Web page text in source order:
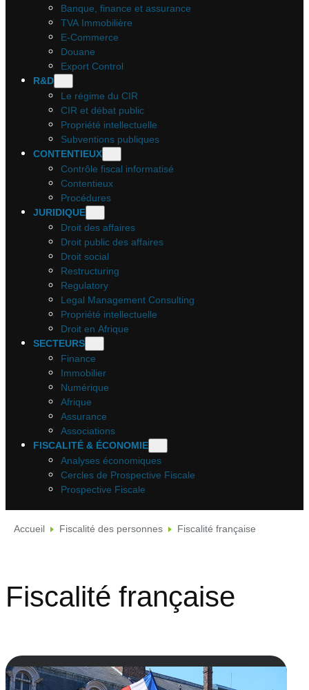
Banque, finance et assurance
TVA Immobilière
E-Commerce
Douane
Export Control
R&D
Le régime du CIR
CIR et débat public
Propriété intellectuelle
Subventions publiques
CONTENTIEUX
Contrôle fiscal informatisé
Contentieux
Procédures
JURIDIQUE
Droit des affaires
Droit public des affaires
Droit social
Restructuring
Regulatory
Legal Management Consulting
Propriété intellectuelle
Droit en Afrique
SECTEURS
Finance
Immobilier
Numérique
Afrique
Assurance
Associations
FISCALITÉ & ÉCONOMIE
Analyses économiques
Cercles de Prospective Fiscale
Prospective Fiscale
Accueil Fiscalité des personnes Fiscalité française
Fiscalité française